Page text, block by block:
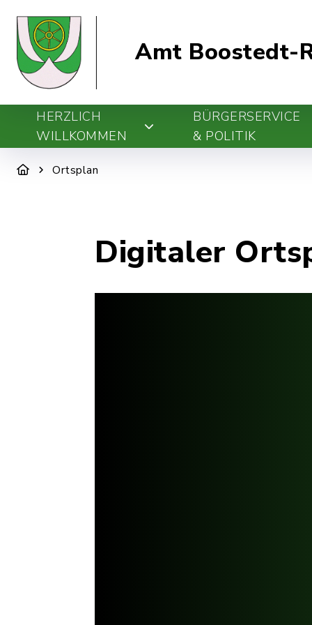
Amt Boostedt-
HERZLICH
WILLKOMMEN
BÜRGERSERVICE
& POLITIK
Ortsplan
Digitaler